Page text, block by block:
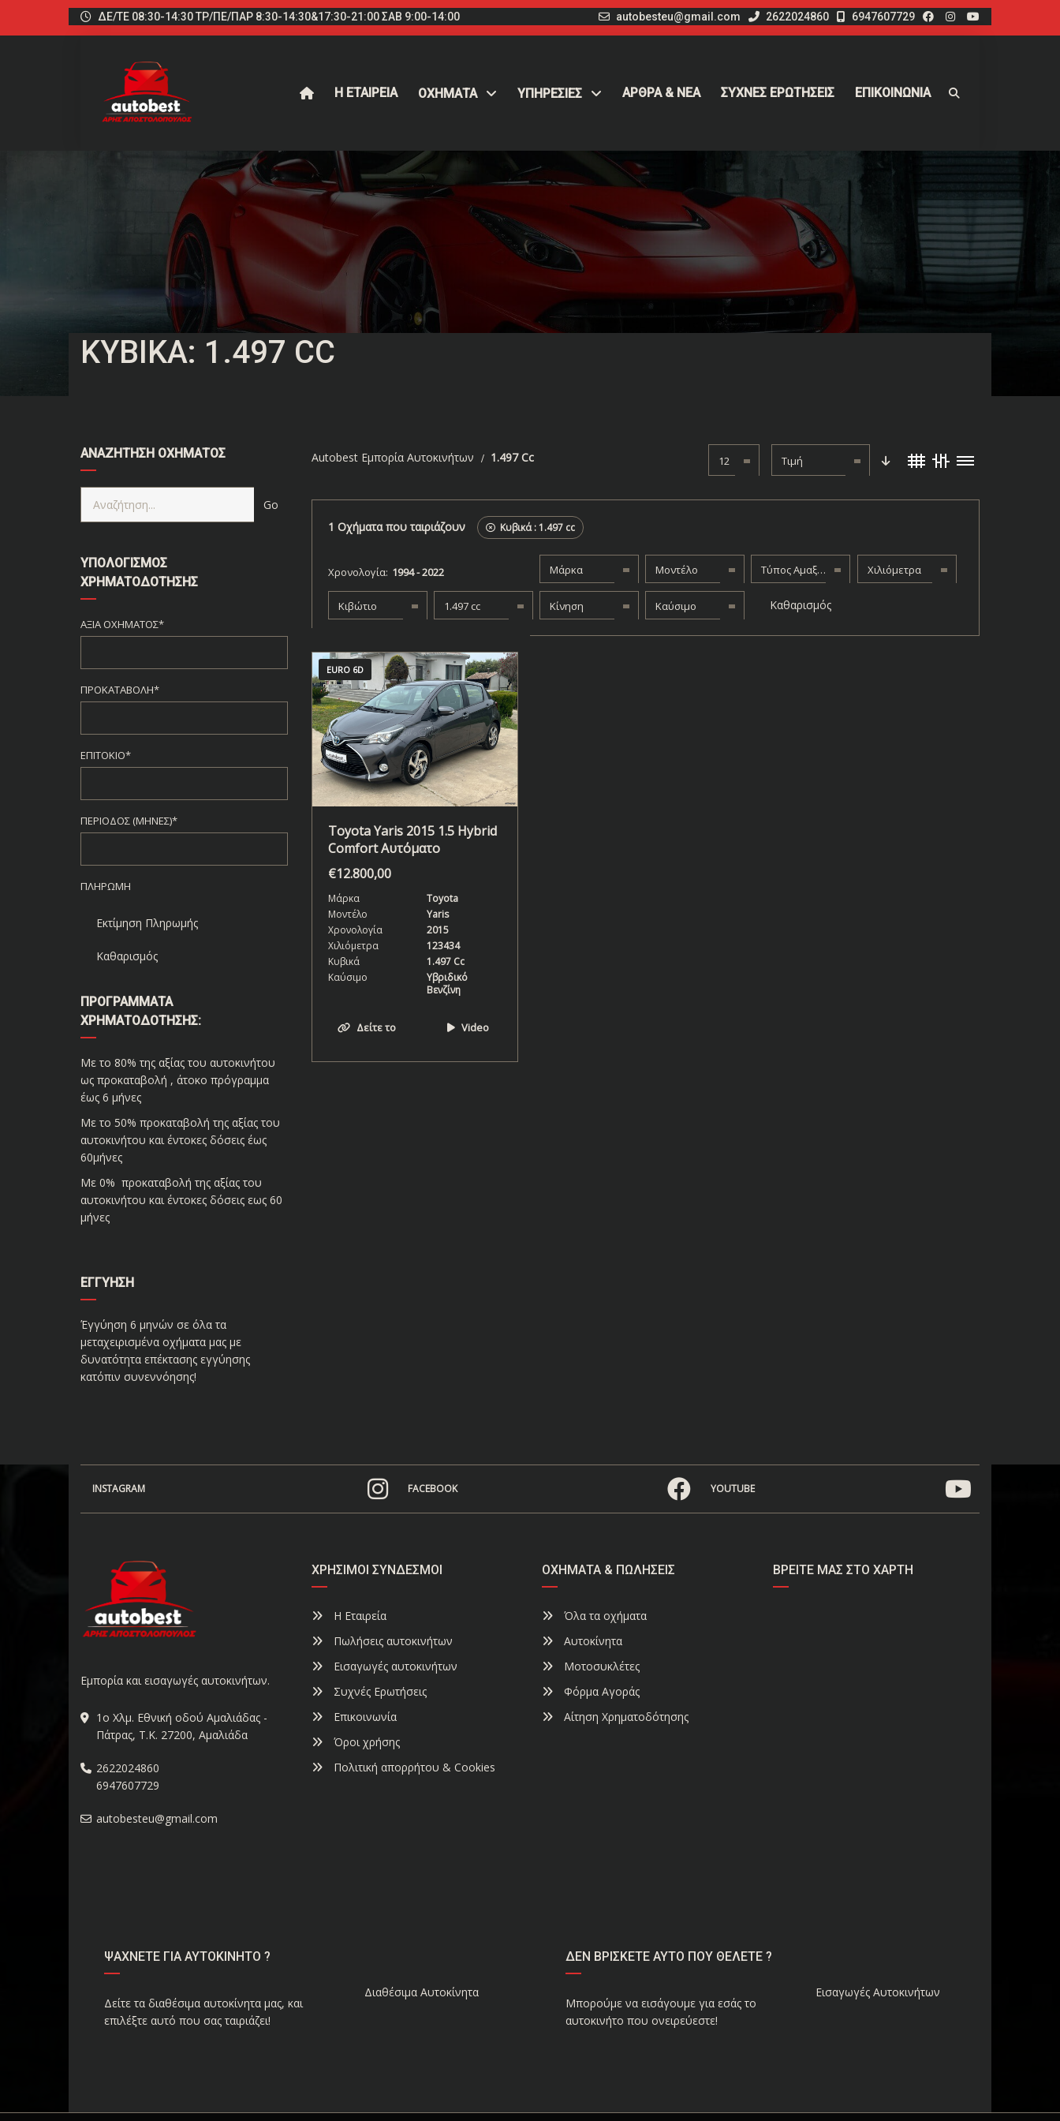
ΔΕ/ΤΕ 08:30-14:30 ΤΡ/ΠΕ/ΠΑΡ 8:30-14:30&17:30-21:00 ΣΑΒ 9:00-14:00 autobesteu@gmail.com 2622024860 6947607729
Η ΕΤΑΙΡΕΙΑ ΟΧΉΜΑΤΑ ΥΠΗΡΕΣΙΕΣ ΑΡΘΡΑ & ΝΕΑ ΣΥΧΝΕΣ ΕΡΩΤΗΣΕΙΣ ΕΠΙΚΟΙΝΩΝΙΑ
ΚΥΒΙΚΆ: 1.497 CC
ΑΝΑΖΉΤΗΣΗ ΟΧΉΜΑΤΟΣ
ΥΠΟΛΟΓΙΣΜΌΣ
ΧΡΗΜΑΤΟΔΌΤΗΣΗΣ
ΑΞΊΑ ΟΧΉΜΑΤΟΣ*
ΠΡΟΚΑΤΑΒΟΛΉ*
ΕΠΙΤΌΚΙΟ*
ΠΕΡΊΟΔΟΣ (ΜΉΝΕΣ)*
ΠΛΗΡΩΜΉ
Εκτίμηση Πληρωμής
Καθαρισμός
ΠΡΟΓΡΆΜΜΑΤΑ
ΧΡΗΜΑΤΟΔΌΤΗΣΗΣ:
Με το 80% της αξίας του αυτοκινήτου
ως προκαταβολή , άτοκο πρόγραμμα
έως 6 μήνες
Με το 50% προκαταβολή της αξίας του
αυτοκινήτου και έντοκες δόσεις έως
60μήνες
Με 0% προκαταβολή της αξίας του
αυτοκινήτου και έντοκες δόσεις εως 60
μήνες
ΕΓΓΎΗΣΗ
Έγγύηση 6 μηνών σε όλα τα
μεταχειρισμένα οχήματα μας με
δυνατότητα επέκτασης εγγύησης
κατόπιν συνεννόησης!
Autobest Εμπορία Αυτοκινήτων 1.497 Cc 12 Τιμή
1 Οχήματα που ταιριάζουν Κυβικά :1.497 cc
Χρονολογία: Μάρκα Μοντέλο Τύπος Αμαξώματος Χιλιόμετρα
Κιβώτιο 1.497 cc Κίνηση Καύσιμο Καθαρισμός
EURO 6D
Toyota Yaris 2015 1.5 Hybrid
Comfort Αυτόματο
€12.800,00
Μάρκα
Toyota
Μοντέλο
Yaris
Χρονολογία
2015
Χιλιόμετρα
123434
Κυβικά
1.497 Cc
Καύσιμο
Υβριδικό
Βενζίνη
Δείτε το Video
INSTAGRAM FACEBOOK YOUTUBE
Εμπορία και εισαγωγές αυτοκινήτων.
1ο Χλμ. Εθνική οδού Αμαλιάδας -
Πάτρας, Τ.Κ. 27200, Αμαλιάδα
2622024860
6947607729
autobesteu@gmail.com
ΧΡΉΣΙΜΟΙ ΣΎΝΔΕΣΜΟΙ
Η Εταιρεία
Πωλήσεις αυτοκινήτων
Εισαγωγές αυτοκινήτων
Συχνές Ερωτήσεις
Επικοινωνία
Όροι χρήσης
Πολιτική απορρήτου & Cookies
ΟΧΉΜΑΤΑ & ΠΩΛΉΣΕΙΣ
Όλα τα οχήματα
Αυτοκίνητα
Μοτοσυκλέτες
Φόρμα Αγοράς
Αίτηση Χρηματοδότησης
ΒΡΕΊΤΕ ΜΑΣ ΣΤΟ ΧΆΡΤΗ
ΨΑΧΝΕΤΕ ΓΙΑ ΑΥΤΟΚΙΝΗΤΟ ?
Δείτε τα διαθέσιμα αυτοκίνητα μας, και
επιλέξτε αυτό που σας ταιριάζει!
Διαθέσιμα Αυτοκίνητα
ΔΕΝ ΒΡΙΣΚΕΤΕ ΑΥΤΟ ΠΟΥ ΘΕΛΕΤΕ ?
Μπορούμε να εισάγουμε για εσάς το
αυτοκινήτο που ονειρεύεστε!
Εισαγωγές Αυτοκινήτων